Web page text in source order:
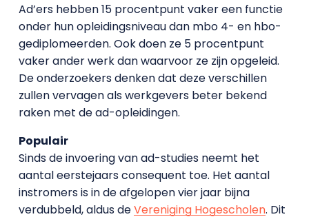
Ad’ers hebben 15 procentpunt vaker een functie
onder hun opleidingsniveau dan mbo 4- en hbo-
gediplomeerden. Ook doen ze 5 procentpunt
vaker ander werk dan waarvoor ze zijn opgeleid.
De onderzoekers denken dat deze verschillen
zullen vervagen als werkgevers beter bekend
raken met de ad-opleidingen.
Populair
Sinds de invoering van ad-studies neemt het
aantal eerstejaars consequent toe. Het aantal
instromers is in de afgelopen vier jaar bijna
verdubbeld, aldus deVereniging Hogescholen. Dit